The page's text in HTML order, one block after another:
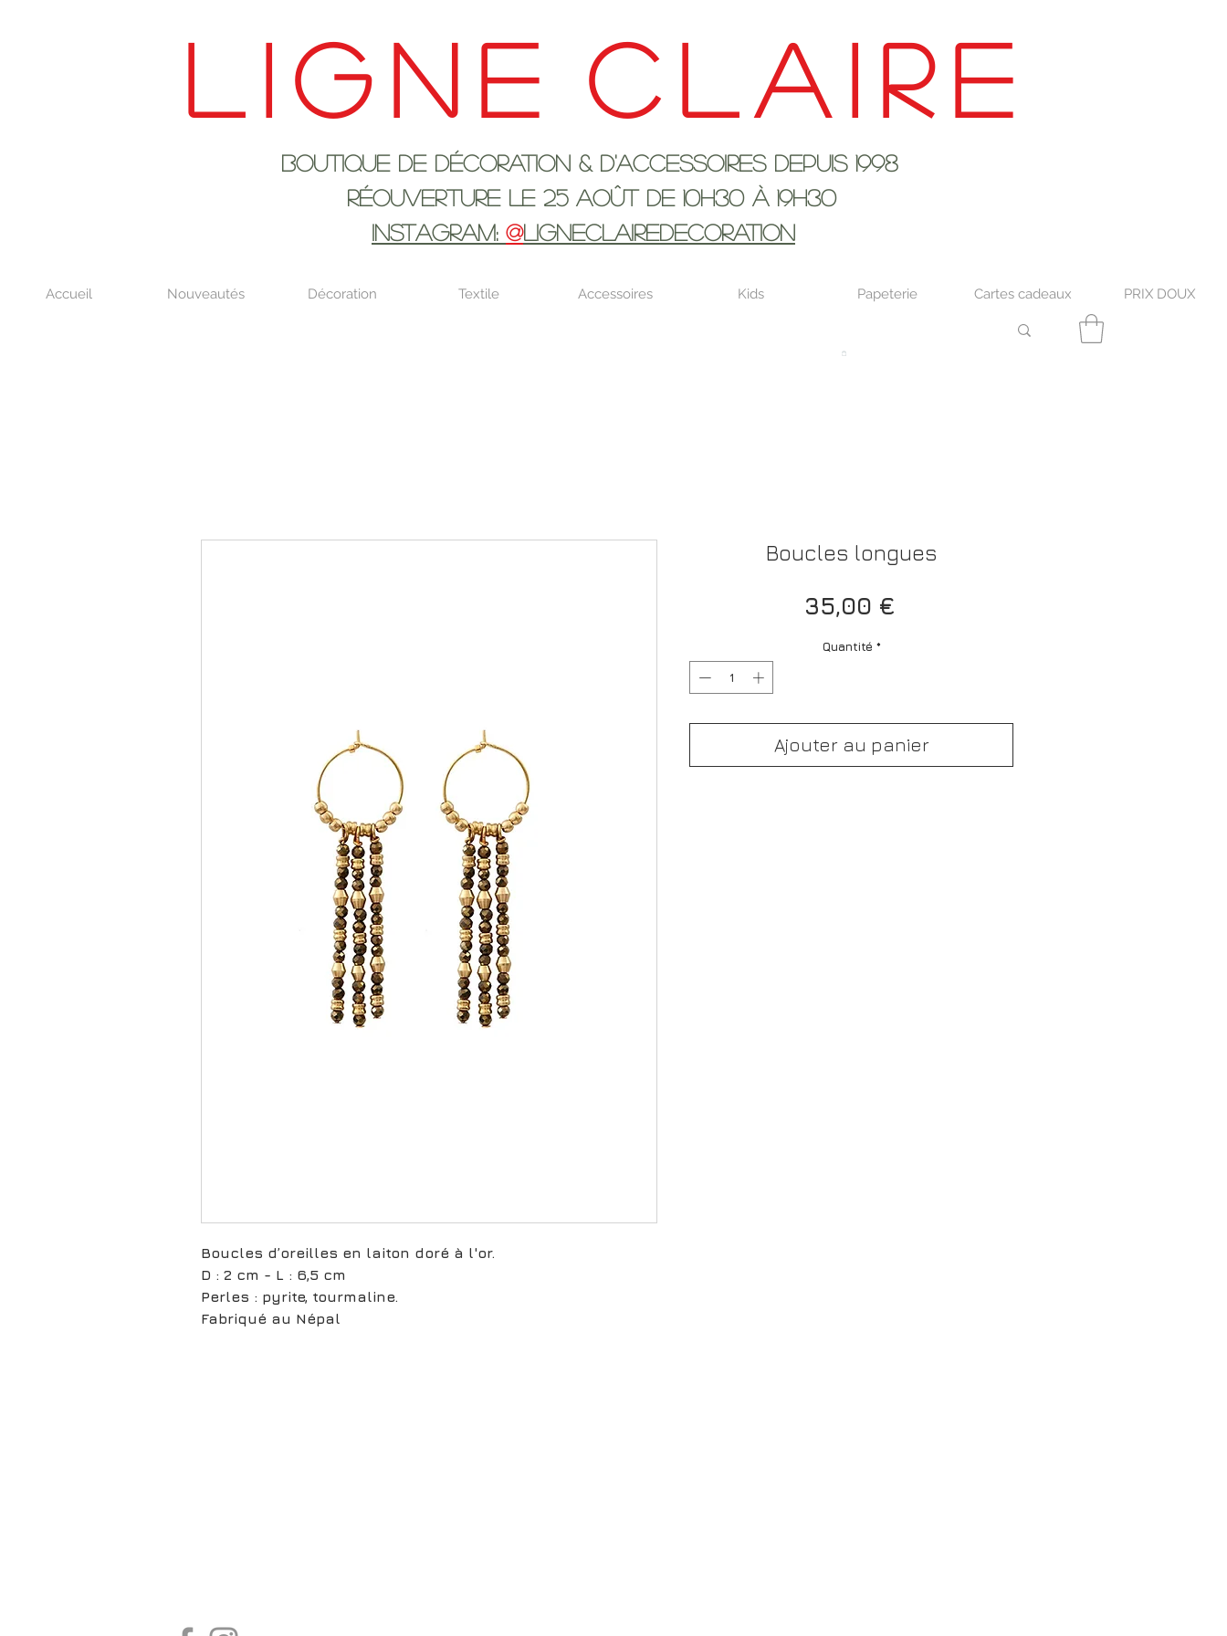
Ligne claire
Boutique de décoration & d'accessoires depuis 1998
RÉOUVERTURE LE 25 AOûT DE 10h30 à 19H30
INSTAGRAM: @LIGNECLAIREDECORATION
Accueil Nouveautés Décoration Textile Accessoires Kids Papeterie Cartes cadeaux PRIX DOUX
Boucles d’oreilles en laiton doré à l'or.
D : 2 cm - L : 6,5 cm
Perles : pyrite, tourmaline.
Fabriqué au Népal
Boucles longues
35,00 €Prix
Quantité *
Ajouter au panier